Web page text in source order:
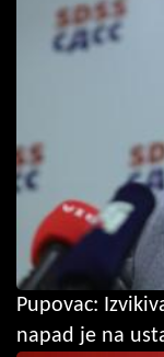
Pupovac:
napad je na